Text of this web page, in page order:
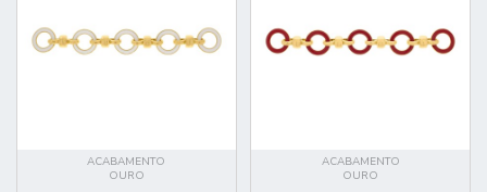
ACABAMENTO
OURO
ACABAMENTO
OURO